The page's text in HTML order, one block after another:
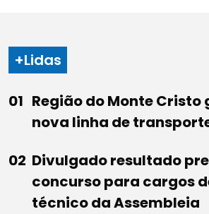
+Lidas
Região do Monte Cristo
nova linha de
Divulgado resultado
concurso para cargos
técnico da Assembleia